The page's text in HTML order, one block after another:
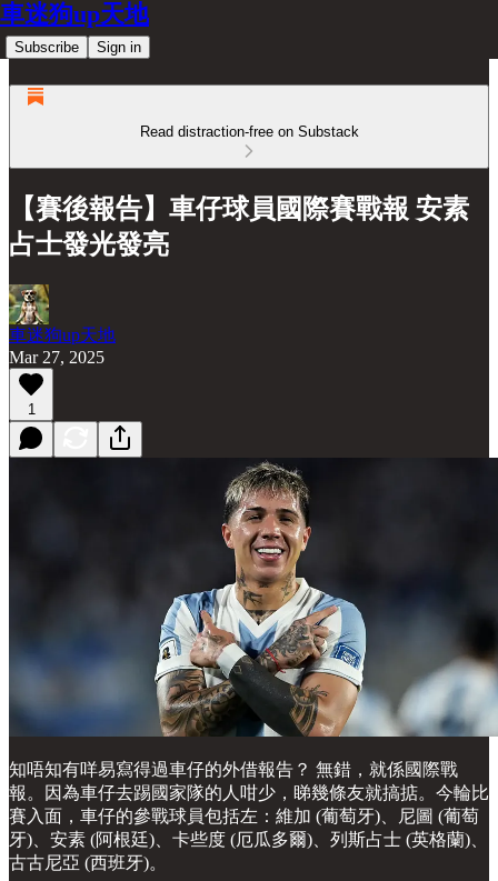
車迷狗up天地
Subscribe Sign in
Read distraction-free on Substack
【賽後報告】車仔球員國際賽戰報 安素
占士發光發亮
車迷狗up天地
Mar 27, 2025
1
知唔知有咩易寫得過車仔的外借報告？ 無錯，就係國際戰
報。因為車仔去踢國家隊的人咁少，睇幾條友就搞掂。今輪比
賽入面，車仔的參戰球員包括左：維加 (葡萄牙)、尼圖 (葡萄
牙)、安素 (阿根廷)、卡些度 (厄瓜多爾)、列斯占士 (英格蘭)、
古古尼亞 (西班牙)。